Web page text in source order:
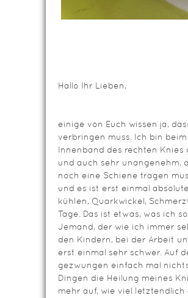
Hallo Ihr Lieben,
einige von Euch wissen ja,
verbringen muss. Ich bin
Innenband des rechten
und auch sehr unangenehm,
noch eine Schiene tragen
und es ist erst einmal
kühlen, Quarkwickel,
Tage. Das ist etwas, was ich
Jemand, der wie ich immer
den Kindern, bei der Arbeit
erst einmal sehr schwer. Auf
gezwungen einfach mal
Dingen die Heilung meines
mehr auf, wie viel